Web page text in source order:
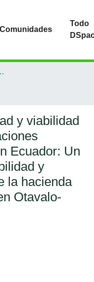
Comunidades
Todo
GRADUACIÓN
y viabilidad
Ecuador: Un
y
la hacienda
Otavalo-